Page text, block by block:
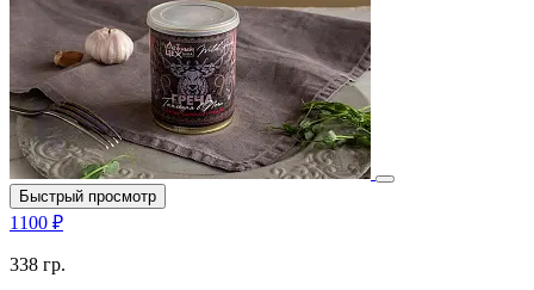
Быстрый просмотр
1100 ₽
338 гр.